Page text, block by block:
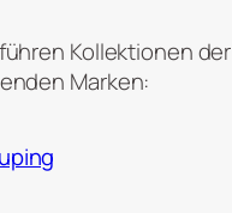
Kollektionen der
Marken: